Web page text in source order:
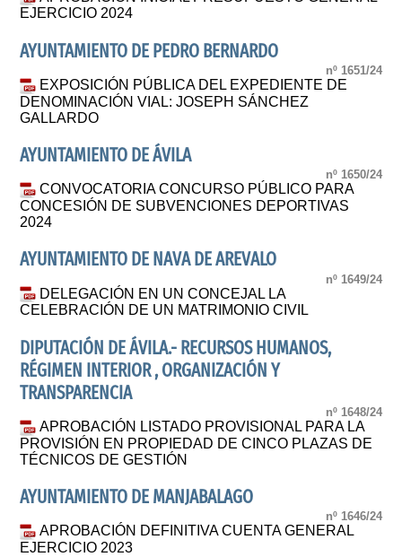
EJERCICIO 2024
AYUNTAMIENTO DE PEDRO BERNARDO
nº 1651/24
EXPOSICIÓN PÚBLICA DEL EXPEDIENTE DE
DENOMINACIÓN VIAL: JOSEPH SÁNCHEZ
GALLARDO
AYUNTAMIENTO DE ÁVILA
nº 1650/24
CONVOCATORIA CONCURSO PÚBLICO PARA
CONCESIÓN DE SUBVENCIONES DEPORTIVAS
2024
AYUNTAMIENTO DE NAVA DE AREVALO
nº 1649/24
DELEGACIÓN EN UN CONCEJAL LA
CELEBRACIÓN DE UN MATRIMONIO CIVIL
DIPUTACIÓN DE ÁVILA.- RECURSOS HUMANOS,
RÉGIMEN INTERIOR , ORGANIZACIÓN Y
TRANSPARENCIA
nº 1648/24
APROBACIÓN LISTADO PROVISIONAL PARA LA
PROVISIÓN EN PROPIEDAD DE CINCO PLAZAS DE
TÉCNICOS DE GESTIÓN
AYUNTAMIENTO DE MANJABALAGO
nº 1646/24
APROBACIÓN DEFINITIVA CUENTA GENERAL
EJERCICIO 2023